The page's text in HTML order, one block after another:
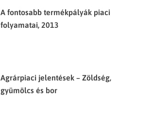
A fontosabb termékpályák piaci
folyamatai, 2013
Agrárpiaci jelentések – Zöldség,
gyümölcs és bor